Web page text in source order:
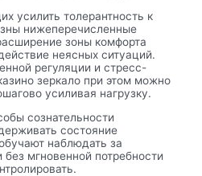
усилить толерантность к
нижеперечисленные
зоны комфорта
неясных ситуаций.
регуляции и стресс-
зеркало при этом можно
усиливая нагрузку.
сознательности
состояние
наблюдать за
мгновенной потребности